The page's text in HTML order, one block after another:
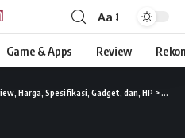
Aa
Game & Apps Review
Harga, Spesifikasi, Gadget, dan, HP > News